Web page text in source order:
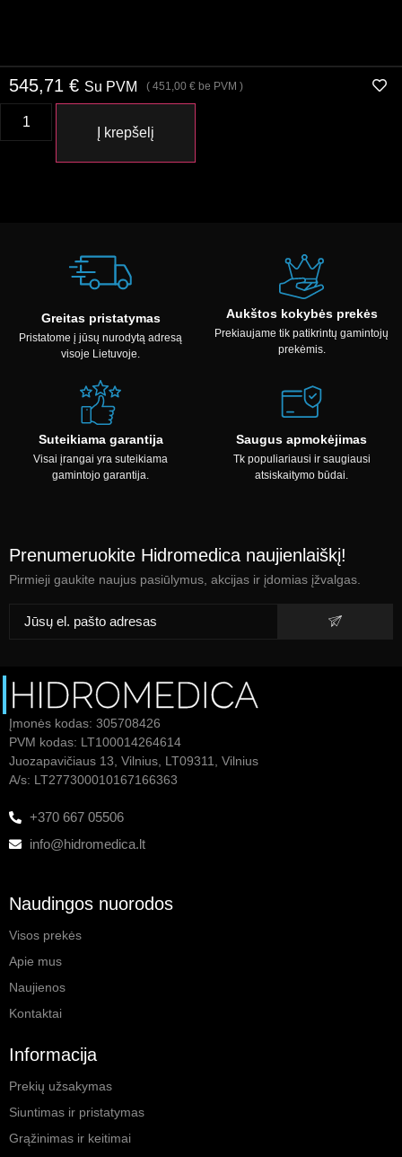
545,71 € Su PVM ( 451,00 € be PVM )
Į krepšelį
Greitas pristatymas
Pristatome į jūsų nurodytą adresą
visoje Lietuvoje.
Aukštos kokybės prekės
Prekiaujame tik patikrintų gamintojų
prekėmis.
Suteikiama garantija
Visai įrangai yra suteikiama
gamintojo garantija.
Saugus apmokėjimas
Tk populiariausi ir saugiausi
atsiskaitymo būdai.
Prenumeruokite Hidromedica naujienlaiškį!
Pirmieji gaukite naujus pasiūlymus, akcijas ir įdomias įžvalgas.
Įmonės kodas: 305708426
PVM kodas: LT100014264614
Juozapavičiaus 13, Vilnius, LT09311, Vilnius
A/s: LT277300010167166363
+370 667 05506
info@hidromedica.lt
Naudingos nuorodos
Visos prekės
Apie mus
Naujienos
Kontaktai
Informacija
Prekių užsakymas
Siuntimas ir pristatymas
Grąžinimas ir keitimai